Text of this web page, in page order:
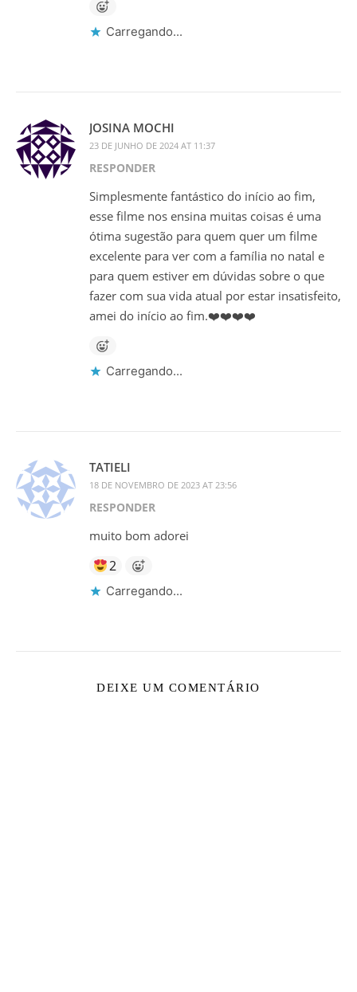
Carregando...
JOSINA MOCHI
23 DE JUNHO DE 2024 AT 11:37
RESPONDER
Simplesmente fantástico do início ao fim,
esse filme nos ensina muitas coisas é uma
ótima sugestão para quem quer um filme
excelente para ver com a família no natal e
para quem estiver em dúvidas sobre o que
fazer com sua vida atual por estar insatisfeito,
amei do início ao fim.❤️❤️❤️❤️
Carregando...
TATIELI
18 DE NOVEMBRO DE 2023 AT 23:56
RESPONDER
muito bom adorei
2
Carregando...
DEIXE UM COMENTÁRIO